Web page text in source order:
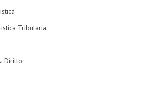
Tributaria
Diritto